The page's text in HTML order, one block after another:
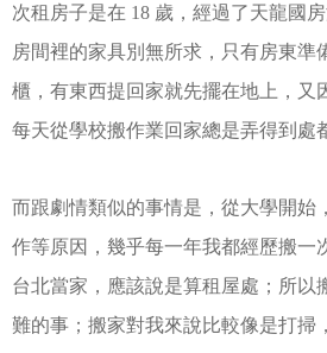
次租房子是在 18 歲，經過了天龍國
房間裡的家具別無所求，只有房東準
櫃，有東西提回家就先擺在地上，又
每天從學校搬作業回家總是弄得到處
而跟劇情類似的事情是，從大學開始
作等原因，幾乎每一年我都經歷搬
台北當家，應該說是算租屋處；所以
難的事；搬家對我來說比較像是打掃